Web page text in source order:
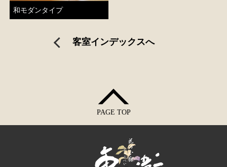
和モダンタイプ
客室インデックスへ
PAGE TOP